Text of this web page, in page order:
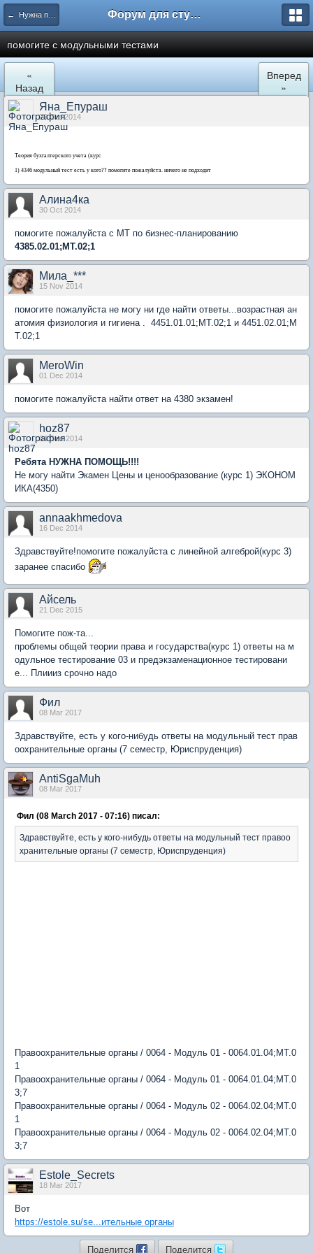
← Нужна помощь Форум для студента СГА
помогите с модульными тестами
«
Назад
Вперед
»
Яна_Епураш
29 Oct 2014
Теория бухгалтерского учета (курс
1) 4346 модульный тест есть у кого?? помогите пожалуйста. ничего не подходит
Алина4ка
30 Oct 2014
помогите пожалуйста с МТ по бизнес-планированию
4385.02.01;МТ.02;1
Мила_***
15 Nov 2014
помогите пожалуйста не могу ни где найти ответы...возрастная ан
атомия физиология и гигиена . 4451.01.01;МТ.02;1 и 4451.02.01;М
Т.02;1
MeroWin
01 Dec 2014
помогите пожалуйста найти ответ на 4380 экзамен!
hoz87
04 Dec 2014
Ребята НУЖНА ПОМОЩЬ!!!!
Не могу найти Экамен Цены и ценообразование (курс 1) ЭКОНОМ
ИКА(4350)
annaakhmedova
16 Dec 2014
Здравствуйте!помогите пожалуйста с линейной алгеброй(курс 3)
заранее спасибо
Айсель
21 Dec 2015
Помогите пож-та...
проблемы общей теории права и государства(курс 1) ответы на м
одульное тестирование 03 и предэкзаменационное тестировани
е... Плиииз срочно надо
Фил
08 Mar 2017
Здравствуйте, есть у кого-нибудь ответы на модульный тест прав
оохранительные органы (7 семестр, Юриспруденция)
AntiSgaMuh
08 Mar 2017
Фил (08 March 2017 - 07:16) писал:
Здравствуйте, есть у кого-нибудь ответы на модульный тест правоо
хранительные органы (7 семестр, Юриспруденция)
Правоохранительные органы / 0064 - Модуль 01 - 0064.01.04;МТ.0
1
Правоохранительные органы / 0064 - Модуль 01 - 0064.01.04;МТ.0
3;7
Правоохранительные органы / 0064 - Модуль 02 - 0064.02.04;МТ.0
1
Правоохранительные органы / 0064 - Модуль 02 - 0064.02.04;МТ.0
3;7
Estole_Secrets
18 Mar 2017
Вот
https://estole.su/se...ительные органы
Поделится Поделится